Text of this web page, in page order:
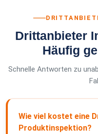
Drittanbieter
Häufig
Schnelle Antworten zu
Wie viel kostet eine
Produktinspektion?